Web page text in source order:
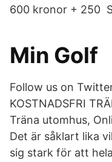
600 kronor + 250
Min Golf
Follow us on
KOSTNADSFRI
Träna utomhus,
Det är såklart lika
sig stark för att